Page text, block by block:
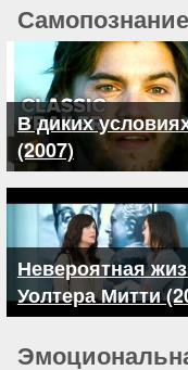
Самопознание
В диких
(2007)
Невероятная
Уолтера Митти